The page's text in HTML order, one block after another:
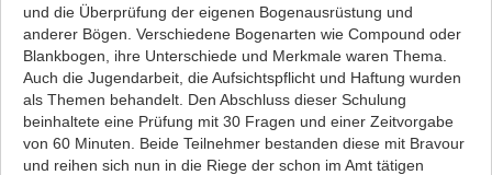
und die Überprüfung der eigenen Bogenausrüstung und
anderer Bögen. Verschiedene Bogenarten wie Compound oder
Blankbogen, ihre Unterschiede und Merkmale waren Thema.
Auch die Jugendarbeit, die Aufsichtspflicht und Haftung wurden
als Themen behandelt. Den Abschluss dieser Schulung
beinhaltete eine Prüfung mit 30 Fragen und einer Zeitvorgabe
von 60 Minuten. Beide Teilnehmer bestanden diese mit Bravour
und reihen sich nun in die Riege der schon im Amt tätigen